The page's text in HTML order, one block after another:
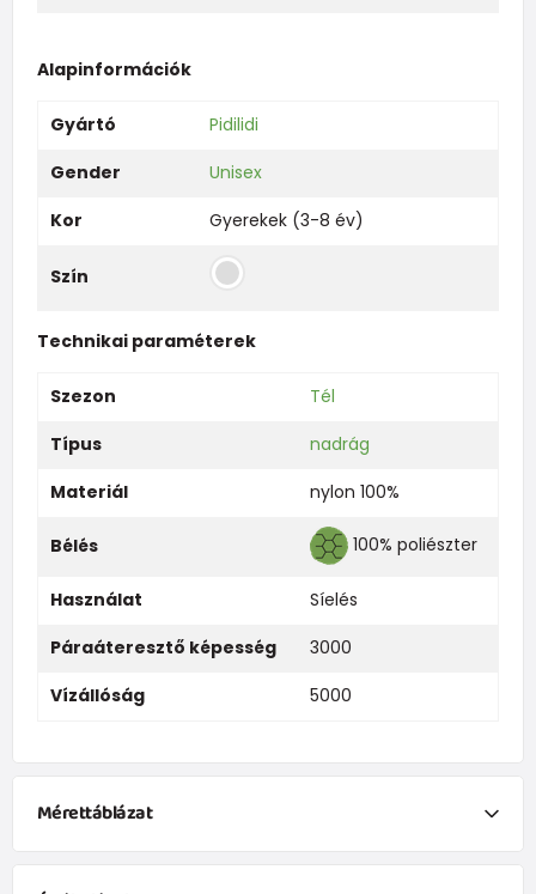
Alapinformációk
Gyártó
Pidilidi
Gender
Unisex
Kor
Gyerekek (3-8 év)
Szín
Technikai paraméterek
Szezon
Tél
Típus
nadrág
Materiál
nylon 100%
Bélés 100% poliészter
Használat
Síelés
Páraáteresztő képesség
3000
Vízállóság
5000
Mérettáblázat